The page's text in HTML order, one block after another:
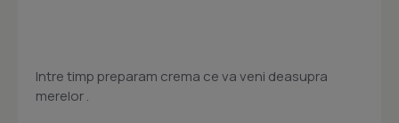
Intre timp preparam crema ce va veni deasupra
merelor .